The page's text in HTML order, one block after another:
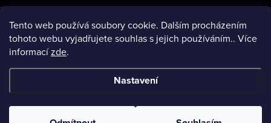
Tento web používá soubory cookie. Dalším procházením
tohoto webu vyjadřujete souhlas s jejich používáním.. Více
informacízde.
Nastavení
Instagram
Informace pro vás
nastavení cookies